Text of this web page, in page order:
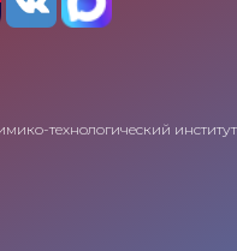
технологический институт